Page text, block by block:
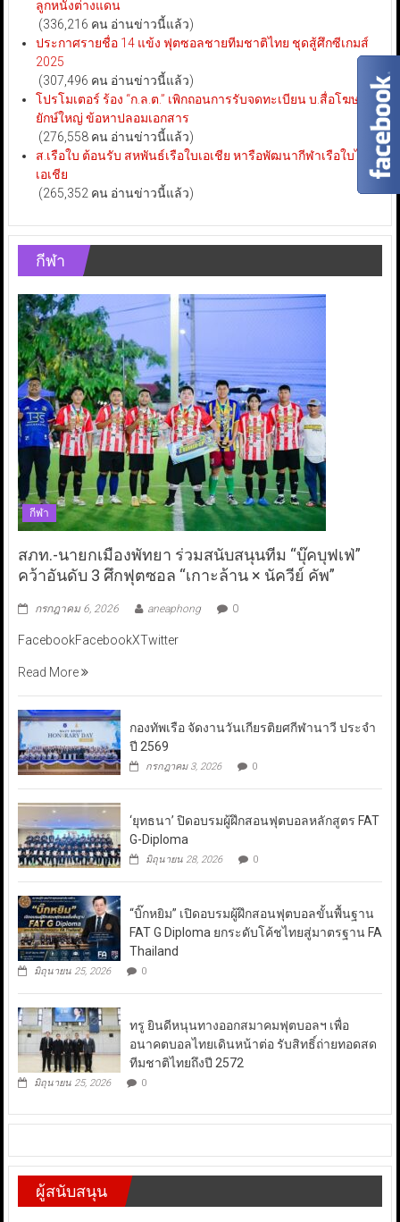
ลูกหนังต่างแดน
(336,216 คน อ่านข่าวนี้แล้ว)
ประกาศรายชื่อ 14 แข้ง ฟุตซอลชายทีมชาติไทย ชุดสู้ศึกซีเกมส์
2025
(307,496 คน อ่านข่าวนี้แล้ว)
โปรโมเตอร์ ร้อง “ก.ล.ต.” เพิกถอนการรับจดทะเบียน บ.สื่อโฆษณา
ยักษ์ใหญ่ ข้อหาปลอมเอกสาร
(276,558 คน อ่านข่าวนี้แล้ว)
ส.เรือใบ ต้อนรับ สหพันธ์เรือใบเอเชีย หารือพัฒนากีฬาเรือใบไทย-
เอเชีย
(265,352 คน อ่านข่าวนี้แล้ว)
กีฬา
กีฬา
สภท.-นายกเมืองพัทยา ร่วมสนับสนุนทีม “บุ๊คบุฟเฟ่”
คว้าอันดับ 3 ศึกฟุตซอล “เกาะล้าน × นัควีย์ คัพ”
กรกฎาคม 6, 2026 aneaphong 0
FacebookFacebookXTwitter
Read More
กองทัพเรือ จัดงานวันเกียรติยศกีฬานาวี ประจำ
ปี 2569
กรกฎาคม 3, 2026 0
‘ยุทธนา’ ปิดอบรมผู้ฝึกสอนฟุตบอลหลักสูตร FAT
G-Diploma
มิถุนายน 28, 2026 0
“บิ๊กหยิม” เปิดอบรมผู้ฝึกสอนฟุตบอลขั้นพื้นฐาน
FAT G Diploma ยกระดับโค้ชไทยสู่มาตรฐาน FA
Thailand
มิถุนายน 25, 2026 0
ทรู ยินดีหนุนทางออกสมาคมฟุตบอลฯ เพื่อ
อนาคตบอลไทยเดินหน้าต่อ รับสิทธิ์ถ่ายทอดสด
ทีมชาติไทยถึงปี 2572
มิถุนายน 25, 2026 0
ผู้สนับสนุน